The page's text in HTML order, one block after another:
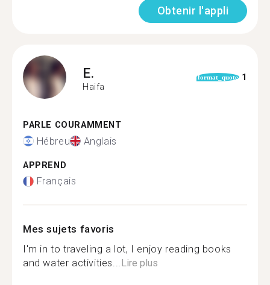
Obtenir l'appli
E.
Haifa
format_quote 1
PARLE COURAMMENT
Hébreu Anglais
APPREND
Français
Mes sujets favoris
I'm in to traveling a lot, I enjoy reading books
and water activities...Lire plus